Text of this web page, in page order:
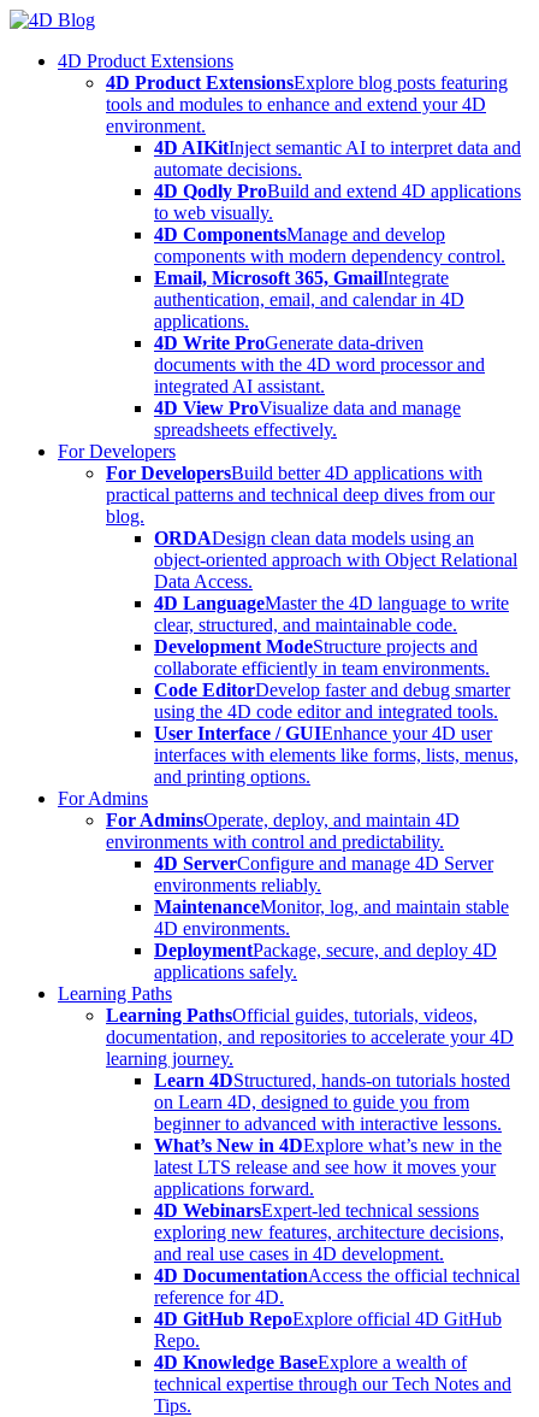
Skip
content4D Product Extensions
4D Product ExtensionsExplore blog posts featuring
tools and modules to enhance and extend your 4D
environment.
4D AIKitInject semantic AI to interpret data and
automate decisions.
4D Qodly ProBuild and extend 4D applications
to web visually.
4D ComponentsManage and develop
components with modern dependency control.
Email, Microsoft 365, GmailIntegrate
authentication, email, and calendar in 4D
applications.
4D Write ProGenerate data-driven
documents with the 4D word processor and
integrated AI assistant.
4D View ProVisualize data and manage
spreadsheets effectively.
For Developers
For DevelopersBuild better 4D applications with
practical patterns and technical deep dives from our
blog.
ORDADesign clean data models using an
object-oriented approach with Object Relational
Data Access.
4D LanguageMaster the 4D language to write
clear, structured, and maintainable code.
Development ModeStructure projects and
collaborate efficiently in team environments.
Code EditorDevelop faster and debug smarter
using the 4D code editor and integrated tools.
User Interface / GUIEnhance your 4D user
interfaces with elements like forms, lists, menus,
and printing options.
For Admins
For AdminsOperate, deploy, and maintain 4D
environments with control and predictability.
4D ServerConfigure and manage 4D Server
environments reliably.
MaintenanceMonitor, log, and maintain stable
4D environments.
DeploymentPackage, secure, and deploy 4D
applications safely.
Learning Paths
Learning PathsOfficial guides, tutorials, videos,
documentation, and repositories to accelerate your 4D
learning journey.
Learn 4DStructured, hands-on tutorials hosted
on Learn 4D, designed to guide you from
beginner to advanced with interactive lessons.
What’s New in 4DExplore what’s new in the
latest LTS release and see how it moves your
applications forward.
4D WebinarsExpert-led technical sessions
exploring new features, architecture decisions,
and real use cases in 4D development.
4D DocumentationAccess the official technical
reference for 4D.
4D GitHub RepoExplore official 4D GitHub
Repo.
4D Knowledge BaseExplore a wealth of
technical expertise through our Tech Notes and
Tips.